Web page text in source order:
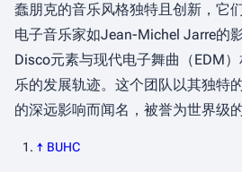
蠢朋克的音乐风格独特且创新，它
电子音乐家如Jean-Michel Jarre的
Disco元素与现代电子舞曲（EDM
乐的发展轨迹。这个团队以其独特
的深远影响而闻名，被誉为世界级
↑ BUHC